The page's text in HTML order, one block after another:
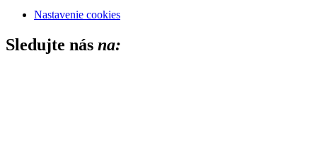
Nastavenie cookies
Sledujte nás na: